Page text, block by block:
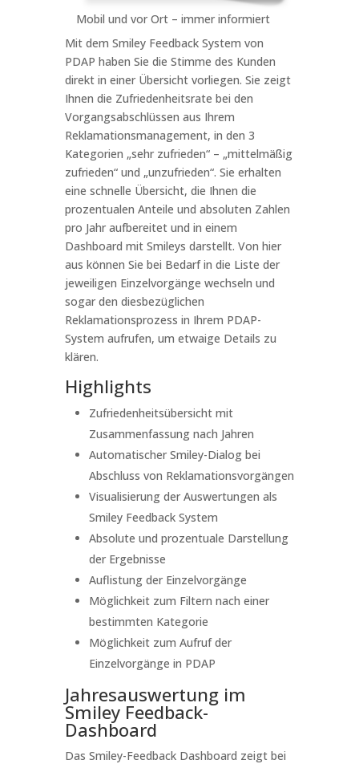
Mobil und vor Ort – immer informiert
Mit dem Smiley Feedback System von
PDAP haben Sie die Stimme des Kunden
direkt in einer Übersicht vorliegen. Sie zeigt
Ihnen die Zufriedenheitsrate bei den
Vorgangsabschlüssen aus Ihrem
Reklamationsmanagement, in den 3
Kategorien „sehr zufrieden“ – „mittelmäßig
zufrieden“ und „unzufrieden“. Sie erhalten
eine schnelle Übersicht, die Ihnen die
prozentualen Anteile und absoluten Zahlen
pro Jahr aufbereitet und in einem
Dashboard mit Smileys darstellt. Von hier
aus können Sie bei Bedarf in die Liste der
jeweiligen Einzelvorgänge wechseln und
sogar den diesbezüglichen
Reklamationsprozess in Ihrem PDAP-
System aufrufen, um etwaige Details zu
klären.
Highlights
Zufriedenheitsübersicht mit
Zusammenfassung nach Jahren
Automatischer Smiley-Dialog bei
Abschluss von Reklamationsvorgängen
Visualisierung der Auswertungen als
Smiley Feedback System
Absolute und prozentuale Darstellung
der Ergebnisse
Auflistung der Einzelvorgänge
Möglichkeit zum Filtern nach einer
bestimmten Kategorie
Möglichkeit zum Aufruf der
Einzelvorgänge in PDAP
Jahresauswertung im
Smiley Feedback-
Dashboard
Das Smiley-Feedback Dashboard zeigt bei